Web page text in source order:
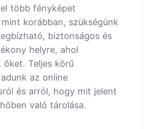
több fényképet
korábban, szükségünk
biztonságos és
helyre, ahol
őket. Teljes körű
az online
és arról, hogy mit jelent
való tárolása.